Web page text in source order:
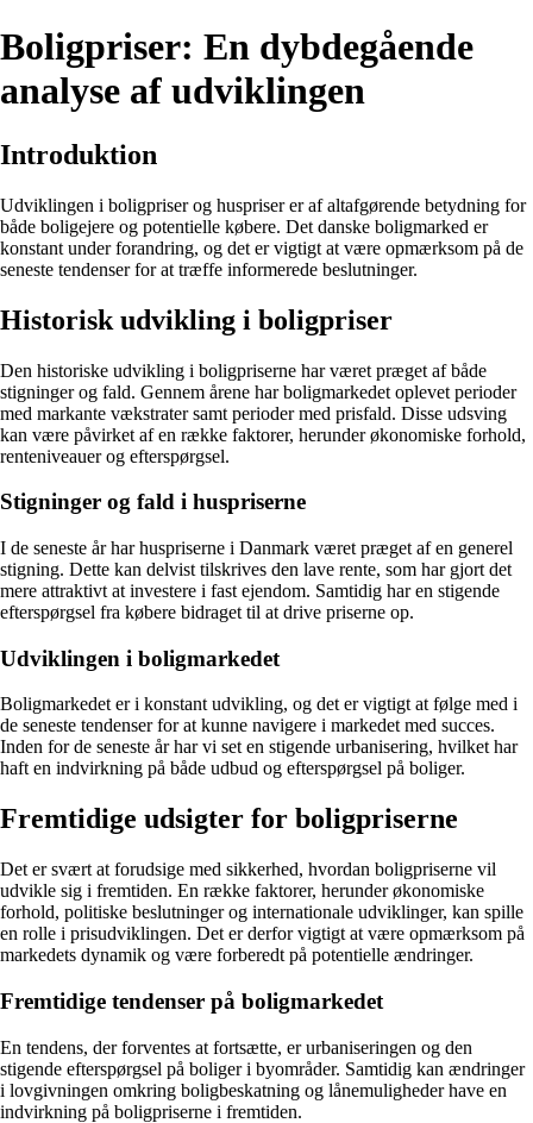
Boligpriser: En dybdegående
analyse af udviklingen
Introduktion
Udviklingen i boligpriser og huspriser er af altafgørende betydning for
både boligejere og potentielle købere. Det danske boligmarked er
konstant under forandring, og det er vigtigt at være opmærksom på de
seneste tendenser for at træffe informerede beslutninger.
Historisk udvikling i boligpriser
Den historiske udvikling i boligpriserne har været præget af både
stigninger og fald. Gennem årene har boligmarkedet oplevet perioder
med markante vækstrater samt perioder med prisfald. Disse udsving
kan være påvirket af en række faktorer, herunder økonomiske forhold,
renteniveauer og efterspørgsel.
Stigninger og fald i huspriserne
I de seneste år har huspriserne i Danmark været præget af en generel
stigning. Dette kan delvist tilskrives den lave rente, som har gjort det
mere attraktivt at investere i fast ejendom. Samtidig har en stigende
efterspørgsel fra købere bidraget til at drive priserne op.
Udviklingen i boligmarkedet
Boligmarkedet er i konstant udvikling, og det er vigtigt at følge med i
de seneste tendenser for at kunne navigere i markedet med succes.
Inden for de seneste år har vi set en stigende urbanisering, hvilket har
haft en indvirkning på både udbud og efterspørgsel på boliger.
Fremtidige udsigter for boligpriserne
Det er svært at forudsige med sikkerhed, hvordan boligpriserne vil
udvikle sig i fremtiden. En række faktorer, herunder økonomiske
forhold, politiske beslutninger og internationale udviklinger, kan spille
en rolle i prisudviklingen. Det er derfor vigtigt at være opmærksom på
markedets dynamik og være forberedt på potentielle ændringer.
Fremtidige tendenser på boligmarkedet
En tendens, der forventes at fortsætte, er urbaniseringen og den
stigende efterspørgsel på boliger i byområder. Samtidig kan ændringer
i lovgivningen omkring boligbeskatning og lånemuligheder have en
indvirkning på boligpriserne i fremtiden.